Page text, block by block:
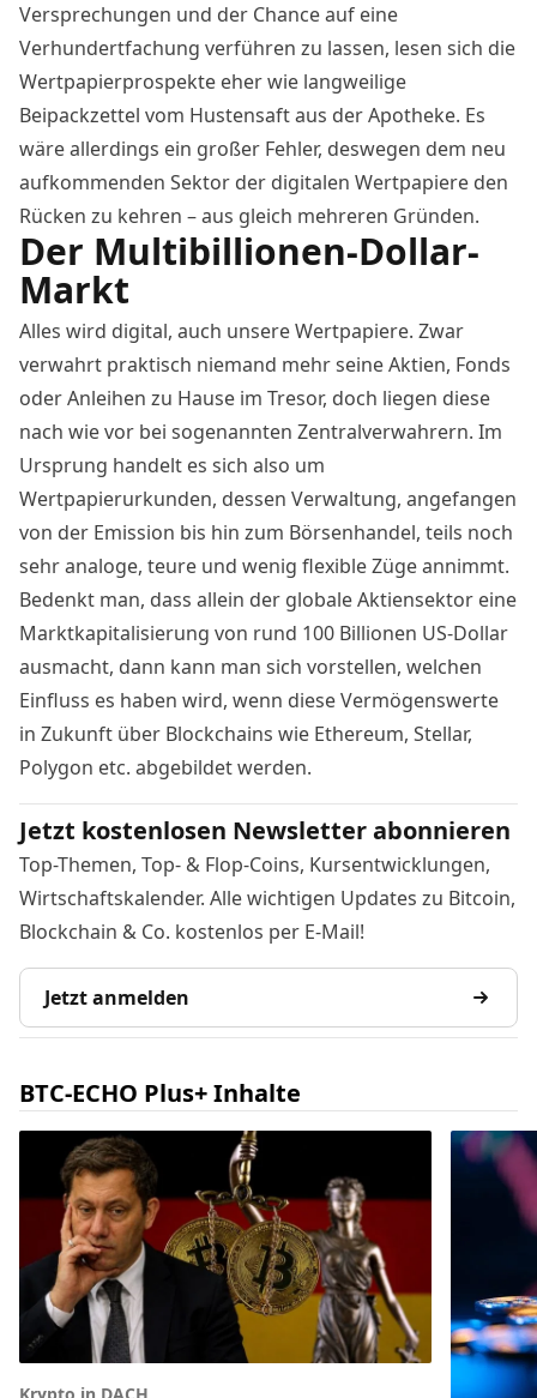
Versprechungen und der Chance auf eine
Verhundertfachung verführen zu lassen, lesen sich die
Wertpapierprospekte eher wie langweilige
Beipackzettel vom Hustensaft aus der Apotheke. Es
wäre allerdings ein großer Fehler, deswegen dem neu
aufkommenden Sektor der digitalen Wertpapiere den
Rücken zu kehren – aus gleich mehreren Gründen.
Der Multibillionen-Dollar-
Markt
Alles wird digital, auch unsere Wertpapiere. Zwar
verwahrt praktisch niemand mehr seine Aktien, Fonds
oder Anleihen zu Hause im Tresor, doch liegen diese
nach wie vor bei sogenannten Zentralverwahrern. Im
Ursprung handelt es sich also um
Wertpapierurkunden, dessen Verwaltung, angefangen
von der Emission bis hin zum Börsenhandel, teils noch
sehr analoge, teure und wenig flexible Züge annimmt.
Bedenkt man, dass allein der globale Aktiensektor eine
Marktkapitalisierung von rund 100 Billionen US-Dollar
ausmacht, dann kann man sich vorstellen, welchen
Einfluss es haben wird, wenn diese Vermögenswerte
in Zukunft über Blockchains wie Ethereum, Stellar,
Polygon etc. abgebildet werden.
Jetzt kostenlosen Newsletter abonnieren
Top-Themen, Top- & Flop-Coins, Kursentwicklungen,
Wirtschaftskalender. Alle wichtigen Updates zu Bitcoin,
Blockchain & Co. kostenlos per E-Mail!
Jetzt anmelden
BTC-ECHO Plus+ Inhalte
Krypto in DACH